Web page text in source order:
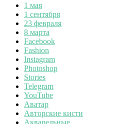
1 мая
1 сентября
23 февраля
8 марта
Facebook
Fashion
Instagram
Photoshop
Stories
Telegram
YouTube
Аватар
Авторские кисти
Акварельные